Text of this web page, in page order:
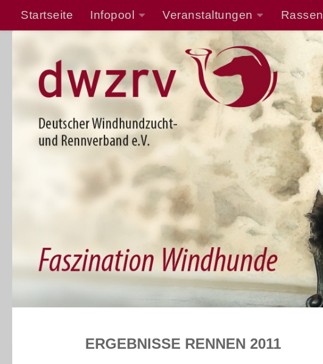
Startseite Infopool Veranstaltungen Rassen
ERGEBNISSE RENNEN 2011